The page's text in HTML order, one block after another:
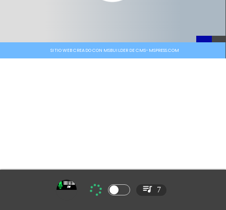
SITIO WEB CREADO CON MSBUILDER DE CMS-MSPRESS.COM
7